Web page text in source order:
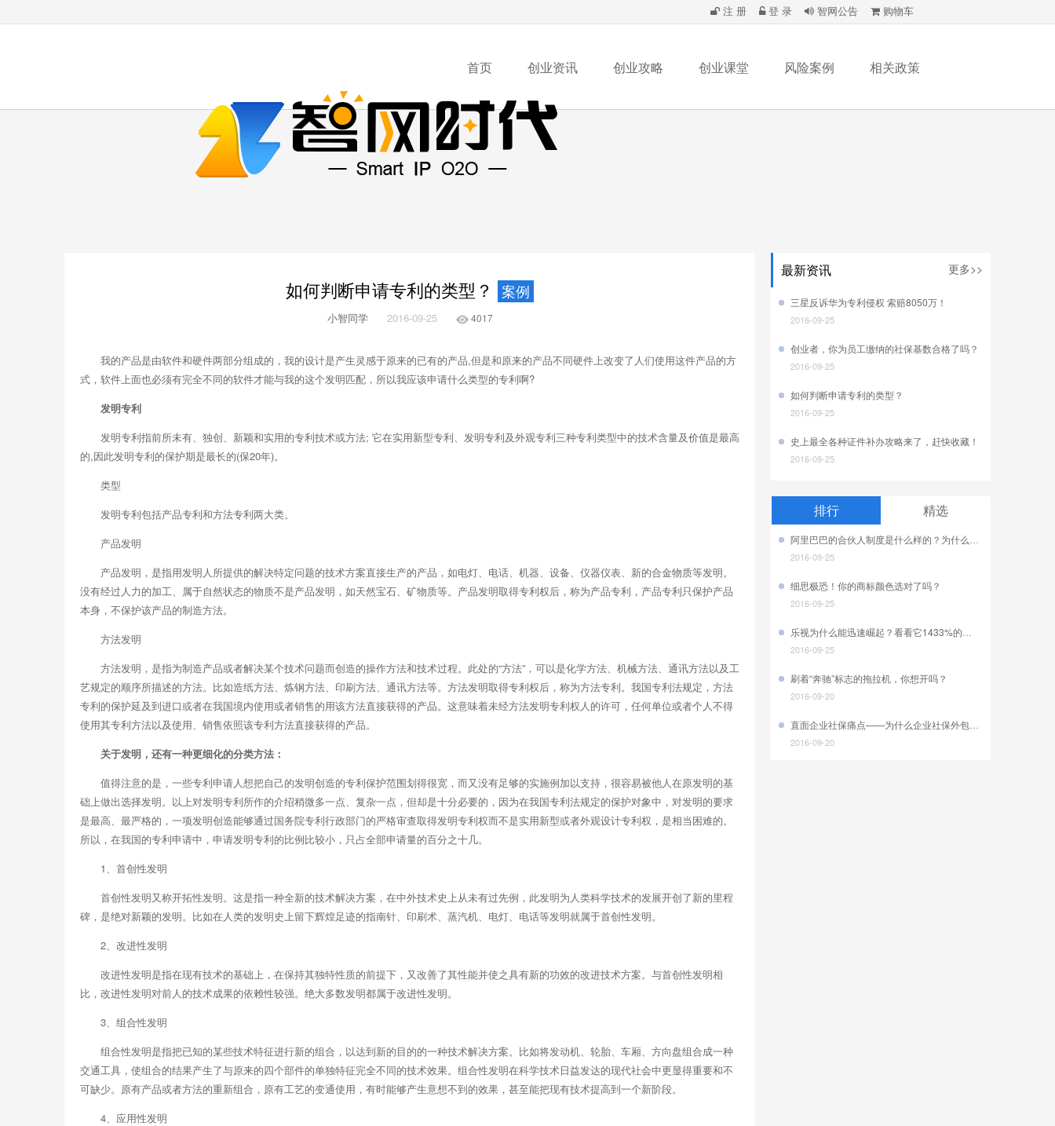
购物车
智网公告
登 录
注 册
首页 创业资讯 创业攻略 创业课堂 风险案例 相关政策
如何判断申请专利的类型？ 案例
小智同学 2016-09-25 4017
我的产品是由软件和硬件两部分组成的，我的设计是产生灵感于原来的已有的产品,但是和原来的产品不同硬件上改变了人们使用这件产品的方
式，软件上面也必须有完全不同的软件才能与我的这个发明匹配，所以我应该申请什么类型的专利啊?
发明专利
发明专利指前所未有、独创、新颖和实用的专利技术或方法; 它在实用新型专利、发明专利及外观专利三种专利类型中的技术含量及价值是最高
的,因此发明专利的保护期是最长的(保20年)。
类型
发明专利包括产品专利和方法专利两大类。
产品发明
产品发明，是指用发明人所提供的解决特定问题的技术方案直接生产的产品，如电灯、电话、机器、设备、仪器仪表、新的合金物质等发明。
没有经过人力的加工、属于自然状态的物质不是产品发明，如天然宝石、矿物质等。产品发明取得专利权后，称为产品专利，产品专利只保护产品
本身，不保护该产品的制造方法。
方法发明
方法发明，是指为制造产品或者解决某个技术问题而创造的操作方法和技术过程。此处的“方法”，可以是化学方法、机械方法、通讯方法以及工
艺规定的顺序所描述的方法。比如造纸方法、炼钢方法、印刷方法、通讯方法等。方法发明取得专利权后，称为方法专利。我国专利法规定，方法
专利的保护延及到进口或者在我国境内使用或者销售的用该方法直接获得的产品。这意味着未经方法发明专利权人的许可，任何单位或者个人不得
使用其专利方法以及使用、销售依照该专利方法直接获得的产品。
关于发明，还有一种更细化的分类方法：
值得注意的是，一些专利申请人想把自己的发明创造的专利保护范围划得很宽，而又没有足够的实施例加以支持，很容易被他人在原发明的基
础上做出选择发明。以上对发明专利所作的介绍稍微多一点、复杂一点，但却是十分必要的，因为在我国专利法规定的保护对象中，对发明的要求
是最高、最严格的，一项发明创造能够通过国务院专利行政部门的严格审查取得发明专利权而不是实用新型或者外观设计专利权，是相当困难的。
所以，在我国的专利申请中，申请发明专利的比例比较小，只占全部申请量的百分之十几。
1、首创性发明
首创性发明又称开拓性发明。这是指一种全新的技术解决方案，在中外技术史上从未有过先例，此发明为人类科学技术的发展开创了新的里程
碑，是绝对新颖的发明。比如在人类的发明史上留下辉煌足迹的指南针、印刷术、蒸汽机、电灯、电话等发明就属于首创性发明。
2、改进性发明
改进性发明是指在现有技术的基础上，在保持其独特性质的前提下，又改善了其性能并使之具有新的功效的改进技术方案。与首创性发明相
比，改进性发明对前人的技术成果的依赖性较强。绝大多数发明都属于改进性发明。
3、组合性发明
组合性发明是指把已知的某些技术特征进行新的组合，以达到新的目的的一种技术解决方案。比如将发动机、轮胎、车厢、方向盘组合成一种
交通工具，使组合的结果产生了与原来的四个部件的单独特征完全不同的技术效果。组合性发明在科学技术日益发达的现代社会中更显得重要和不
可缺少。原有产品或者方法的重新组合，原有工艺的变通使用，有时能够产生意想不到的效果，甚至能把现有技术提高到一个新阶段。
4、应用性发明
最新资讯 更多>>
三星反诉华为专利侵权 索赔8050万！
2016-09-25
创业者，你为员工缴纳的社保基数合格了吗？
2016-09-25
如何判断申请专利的类型？
2016-09-25
史上最全各种证件补办攻略来了，赶快收藏！
2016-09-25
排行 精选
2016-09-25
细思极恐！你的商标颜色选对了吗？
2016-09-25
2016-09-25
刷着“奔驰”标志的拖拉机，你想开吗？
2016-09-20
2016-09-20